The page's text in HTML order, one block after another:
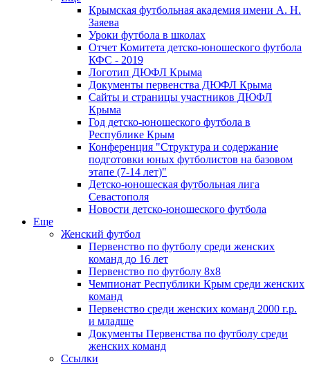
Крымская футбольная академия имени А. Н.
Заяева
Уроки футбола в школах
Отчет Комитета детско-юношеского футбола
КФС - 2019
Логотип ДЮФЛ Крыма
Документы первенства ДЮФЛ Крыма
Сайты и страницы участников ДЮФЛ
Крыма
Год детско-юношеского футбола в
Республике Крым
Конференция "Структура и содержание
подготовки юных футболистов на базовом
этапе (7-14 лет)"
Детско-юношеская футбольная лига
Севастополя
Новости детско-юношеского футбола
Еще
Женский футбол
Первенство по футболу среди женских
команд до 16 лет
Первенство по футболу 8х8
Чемпионат Республики Крым среди женских
команд
Первенство среди женских команд 2000 г.р.
и младше
Документы Первенства по футболу среди
женских команд
Ссылки